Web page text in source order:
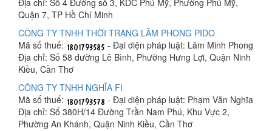
Địa chỉ: Số 4 Đường số 3, KDC Phú Mỹ, Phường Phú Mỹ,
Quận 7, TP Hồ Chí Minh
CÔNG TY TNHH THỜI TRANG LÂM PHONG PIDO
Mã số thuế:
- Đại diện pháp luật: Lâm Minh Phong
Địa chỉ: Số 58 đường Lê Bình, Phường Hưng Lợi, Quận Ninh
Kiều, Cần Thơ
CÔNG TY TNHH NGHĨA FI
Mã số thuế:
- Đại diện pháp luật: Phạm Văn Nghĩa
Địa chỉ: Số 380H/14 Đường Trần Nam Phú, Khu Vực 2,
Phường An Khánh, Quận Ninh Kiều, Cần Thơ